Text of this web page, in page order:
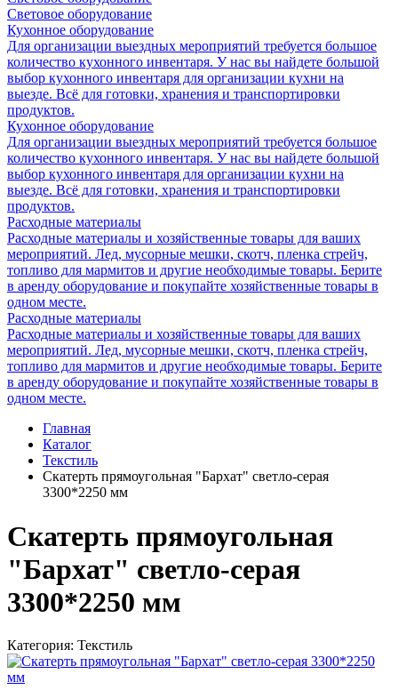
Световое оборудование
Кухонное оборудование
Для организации выездных мероприятий требуется большое
количество кухонного инвентаря. У нас вы найдете большой
выбор кухонного инвентаря для организации кухни на
выезде. Всё для готовки, хранения и транспортировки
продуктов.
Кухонное оборудование
Для организации выездных мероприятий требуется большое
количество кухонного инвентаря. У нас вы найдете большой
выбор кухонного инвентаря для организации кухни на
выезде. Всё для готовки, хранения и транспортировки
продуктов.
Расходные материалы
Расходные материалы и хозяйственные товары для ваших
мероприятий. Лед, мусорные мешки, скотч, пленка стрейч,
топливо для мармитов и другие необходимые товары. Берите
в аренду оборудование и покупайте хозяйственные товары в
одном месте.
Расходные материалы
Расходные материалы и хозяйственные товары для ваших
мероприятий. Лед, мусорные мешки, скотч, пленка стрейч,
топливо для мармитов и другие необходимые товары. Берите
в аренду оборудование и покупайте хозяйственные товары в
одном месте.
Главная
Каталог
Текстиль
Скатерть прямоугольная "Бархат" светло-серая
3300*2250 мм
Скатерть прямоугольная
"Бархат" светло-серая
3300*2250 мм
Категория: Текстиль